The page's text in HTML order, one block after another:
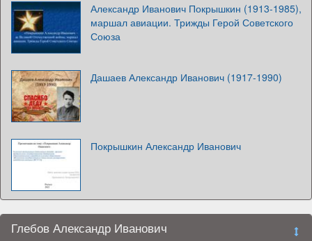
Александр Иванович Покрышкин (1913-1985),
маршал авиации. Трижды Герой Советского
Союза
Дашаев Александр Иванович (1917-1990)
Покрышкин Александр Иванович
Глебов Александр Иванович